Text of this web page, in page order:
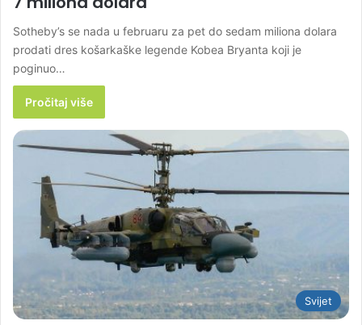
Sotheby’s se nada u februaru za pet do sedam miliona dolara
prodati dres košarkaške legende Kobea Bryanta koji je
poginuo…
Pročitaj više
Svijet